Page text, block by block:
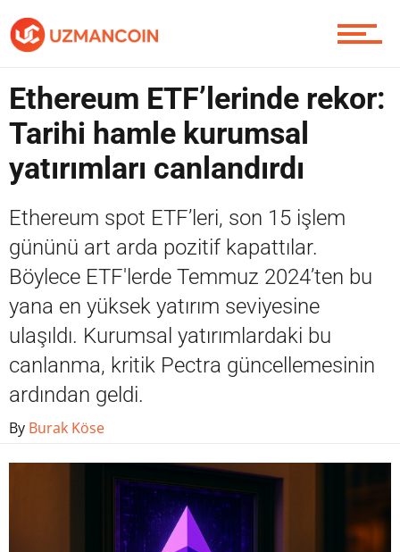
Piyasa
Soru Sor
Ethereum ETF’lerinde rekor:
Tarihi hamle kurumsal
yatırımları canlandırdı
Ethereum spot ETF’leri, son 15 işlem
gününü art arda pozitif kapattılar.
Böylece ETF'lerde Temmuz 2024’ten bu
yana en yüksek yatırım seviyesine
ulaşıldı. Kurumsal yatırımlardaki bu
canlanma, kritik Pectra güncellemesinin
ardından geldi.
By Burak Köse